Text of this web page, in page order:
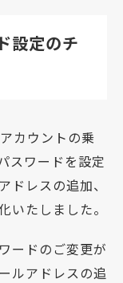
設定のチ
カウントの乗
スワードを設定
ドレスの追加、
いたしました。
ードのご変更が
ルアドレスの追